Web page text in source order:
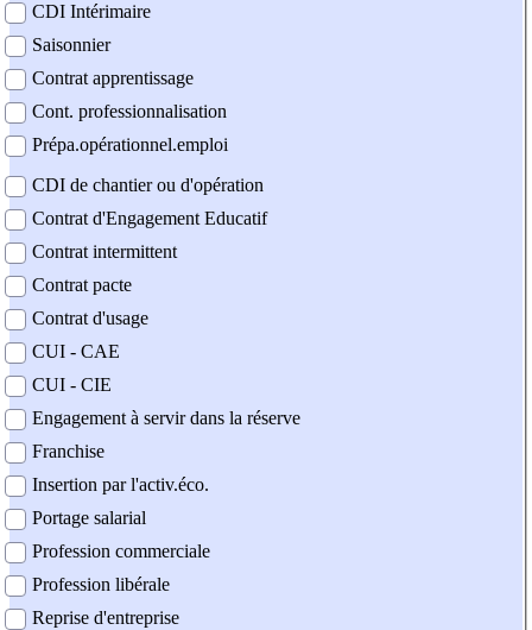
CDI Intérimaire
Saisonnier
Contrat apprentissage
Cont. professionnalisation
Prépa.opérationnel.emploi
CDI de chantier ou d'opération
Contrat d'Engagement Educatif
Contrat intermittent
Contrat pacte
Contrat d'usage
CUI - CAE
CUI - CIE
Engagement à servir dans la réserve
Franchise
Insertion par l'activ.éco.
Portage salarial
Profession commerciale
Profession libérale
Reprise d'entreprise